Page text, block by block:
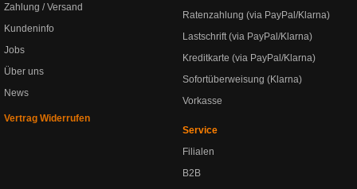
Zahlung / Versand
Kundeninfo
Jobs
Über uns
News
Vertrag Widerrufen
Ratenzahlung (via PayPal/Klarna)
Lastschrift (via PayPal/Klarna)
Kreditkarte (via PayPal/Klarna)
Sofortüberweisung (Klarna)
Vorkasse
Service
Filialen
B2B